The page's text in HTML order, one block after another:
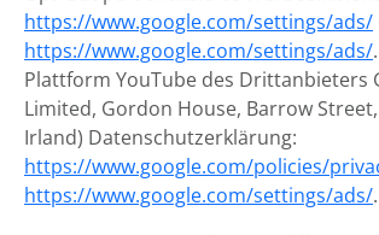
https://www.google.com/settings/ads/
https://www.google.com/settings/ads/
Plattform YouTube des Drittanbieters
Limited, Gordon House, Barrow
Irland) Datenschutzerklärung:
https://www.google.com/policies/
https://www.google.com/settings/ads/.